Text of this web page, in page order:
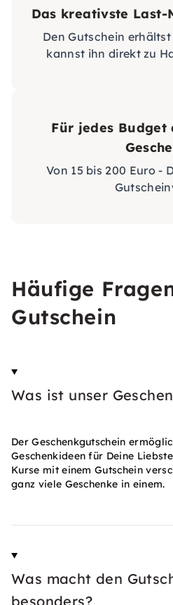
Das kreativste Last-
Den Gutschein
kannst ihn direkt zu
Für jedes Budget
Von 15 bis 200 Euro -
Häufige
Gutschein
Was ist unser
Der Geschenkgutschein
Geschenkideen für Deine
Kurse mit einem Gutschein
ganz viele Geschenke in einem.
Was macht den
besonders?